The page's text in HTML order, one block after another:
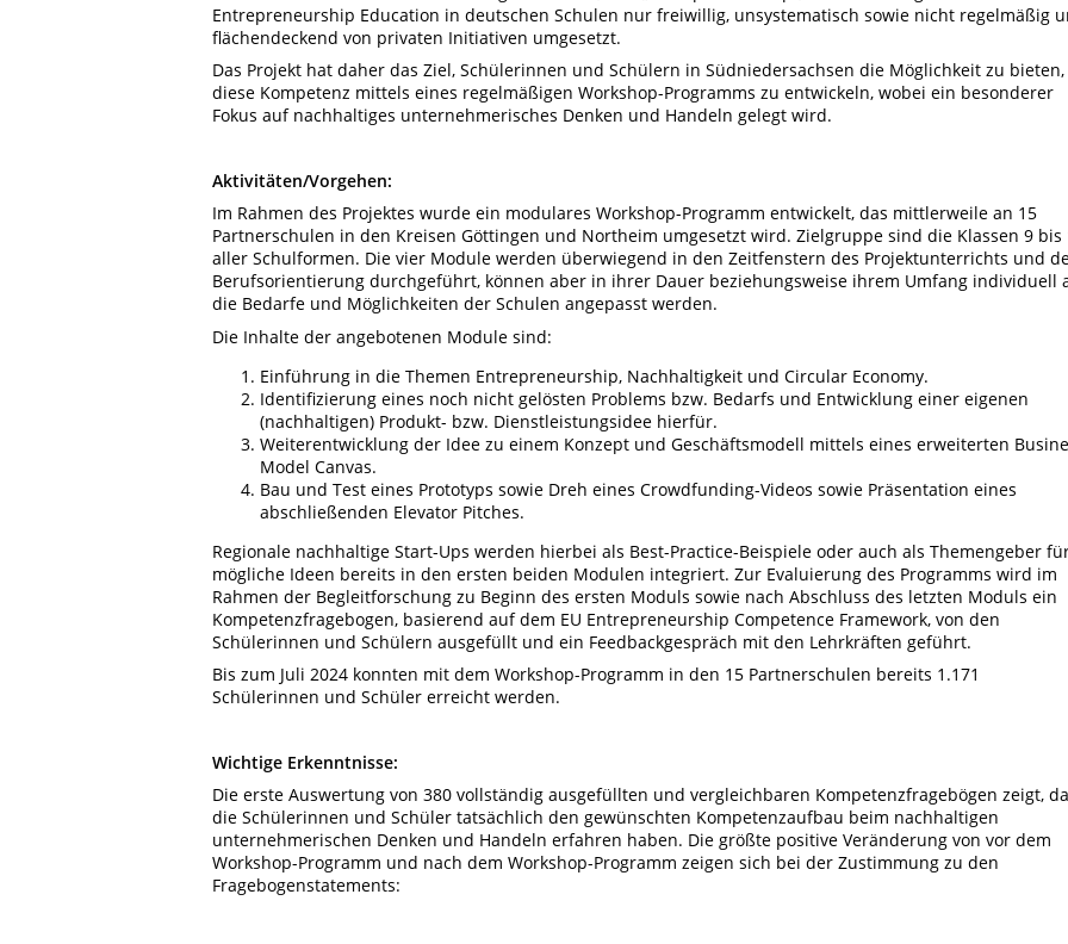
Entrepreneurship Education in deutschen Schulen nur freiwillig, unsystematisch sowie nicht regelmäßig
flächendeckend von privaten Initiativen umgesetzt.
Das Projekt hat daher das Ziel, Schülerinnen und Schülern in Südniedersachsen die Möglichkeit zu bieten,
diese Kompetenz mittels eines regelmäßigen Workshop-Programms zu entwickeln, wobei ein besonderer
Fokus auf nachhaltiges unternehmerisches Denken und Handeln gelegt wird.
Aktivitäten/Vorgehen:
Im Rahmen des Projektes wurde ein modulares Workshop-Programm entwickelt, das mittlerweile an 15
Partnerschulen in den Kreisen Göttingen und Northeim umgesetzt wird. Zielgruppe sind die Klassen 9 bis
aller Schulformen. Die vier Module werden überwiegend in den Zeitfenstern des Projektunterrichts und
Berufsorientierung durchgeführt, können aber in ihrer Dauer beziehungsweise ihrem Umfang individuell
die Bedarfe und Möglichkeiten der Schulen angepasst werden.
Die Inhalte der angebotenen Module sind:
Einführung in die Themen Entrepreneurship, Nachhaltigkeit und Circular Economy.
Identifizierung eines noch nicht gelösten Problems bzw. Bedarfs und Entwicklung einer eigenen
(nachhaltigen) Produkt- bzw. Dienstleistungsidee hierfür.
Weiterentwicklung der Idee zu einem Konzept und Geschäftsmodell mittels eines erweiterten
Model Canvas.
Bau und Test eines Prototyps sowie Dreh eines Crowdfunding-Videos sowie Präsentation eines
abschließenden Elevator Pitches.
Regionale nachhaltige Start-Ups werden hierbei als Best-Practice-Beispiele oder auch als Themengeber
mögliche Ideen bereits in den ersten beiden Modulen integriert. Zur Evaluierung des Programms wird im
Rahmen der Begleitforschung zu Beginn des ersten Moduls sowie nach Abschluss des letzten Moduls ein
Kompetenzfragebogen, basierend auf dem EU Entrepreneurship Competence Framework, von den
Schülerinnen und Schülern ausgefüllt und ein Feedbackgespräch mit den Lehrkräften geführt.
Bis zum Juli 2024 konnten mit dem Workshop-Programm in den 15 Partnerschulen bereits 1.171
Schülerinnen und Schüler erreicht werden.
Wichtige Erkenntnisse:
Die erste Auswertung von 380 vollständig ausgefüllten und vergleichbaren Kompetenzfragebögen zeigt,
die Schülerinnen und Schüler tatsächlich den gewünschten Kompetenzaufbau beim nachhaltigen
unternehmerischen Denken und Handeln erfahren haben. Die größte positive Veränderung von vor dem
Workshop-Programm und nach dem Workshop-Programm zeigen sich bei der Zustimmung zu den
Fragebogenstatements: